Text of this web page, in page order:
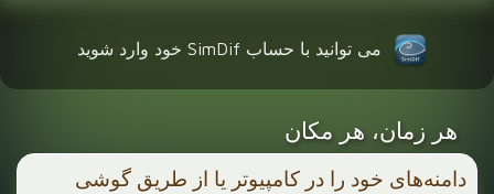
می توانید با حساب SimDif خود وارد شوید
هر زمان، هر مکان
دامنه‌های خود را در کامپیوتر یا از طریق گوشی